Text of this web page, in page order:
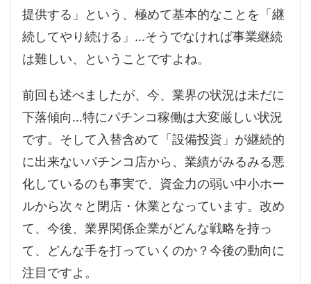
提供する」という、極めて基本的なことを「継
続してやり続ける」…そうでなければ事業継続
は難しい、ということですよね。
前回も述べましたが、今、業界の状況は未だに
下落傾向…特にパチンコ稼働は大変厳しい状況
です。そして入替含めて「設備投資」が継続的
に出来ないパチンコ店から、業績がみるみる悪
化しているのも事実で、資金力の弱い中小ホー
ルから次々と閉店・休業となっています。改め
て、今後、業界関係企業がどんな戦略を持っ
て、どんな手を打っていくのか？今後の動向に
注目ですよ。